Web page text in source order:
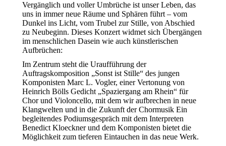
Vergänglich und voller Umbrüche ist unser Leben, das
uns in immer neue Räume und Sphären führt – vom
Dunkel ins Licht, vom Trubel zur Stille, von Abschied
zu Neubeginn. Dieses Konzert widmet sich Übergängen
im menschlichen Dasein wie auch künstlerischen
Aufbrüchen:
Im Zentrum steht die Uraufführung der
Auftragskomposition „Sonst ist Stille“ des jungen
Komponisten Marc L. Vogler, einer Vertonung von
Heinrich Bölls Gedicht „Spaziergang am Rhein“ für
Chor und Violoncello, mit dem wir aufbrechen in neue
Klangwelten und in die Zukunft der Chormusik Ein
begleitendes Podiumsgespräch mit dem Interpreten
Benedict Kloeckner und dem Komponisten bietet die
Möglichkeit zum tieferen Eintauchen in das neue Werk.